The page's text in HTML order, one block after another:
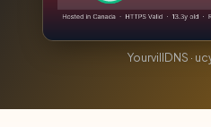
YourvillDNS ·